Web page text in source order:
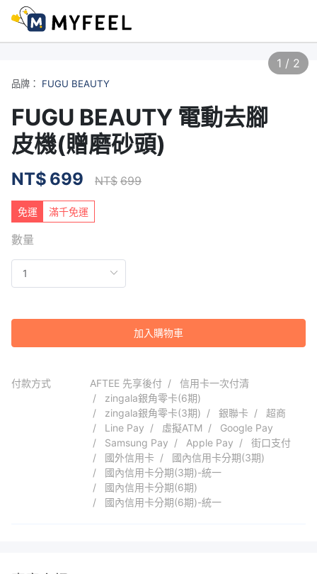
1 / 2
品牌： FUGU BEAUTY
FUGU BEAUTY 電動去腳
皮機(贈磨砂頭)
NT$ 699 NT$ 699
免運 滿千免運
數量
加入購物車
付款方式 AFTEE 先享後付
信用卡一次付清
zingala銀角零卡(6期)
zingala銀角零卡(3期)
銀聯卡
超商
Line Pay
虛擬ATM
Google Pay
Samsung Pay
Apple Pay
街口支付
國外信用卡
國內信用卡分期(3期)
國內信用卡分期(3期)-統一
國內信用卡分期(6期)
國內信用卡分期(6期)-統一